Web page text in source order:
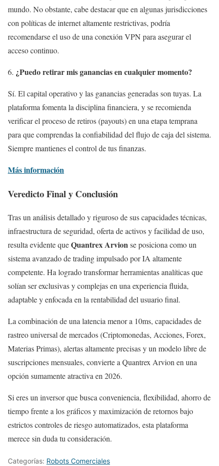
mundo. No obstante, cabe destacar que en algunas jurisdicciones
con políticas de internet altamente restrictivas, podría
recomendarse el uso de una conexión VPN para asegurar el
acceso continuo.
¿Puedo retirar mis ganancias en cualquier momento?
Sí. El capital operativo y las ganancias generadas son tuyas. La
plataforma fomenta la disciplina financiera, y se recomienda
verificar el proceso de retiros (payouts) en una etapa temprana
para que comprendas la confiabilidad del flujo de caja del sistema.
Siempre mantienes el control de tus finanzas.
Más información
Veredicto Final y Conclusión
Tras un análisis detallado y riguroso de sus capacidades técnicas,
infraestructura de seguridad, oferta de activos y facilidad de uso,
resulta evidente queQuantrex Arvionse posiciona como un
sistema avanzado de trading impulsado por IA altamente
competente. Ha logrado transformar herramientas analíticas que
solían ser exclusivas y complejas en una experiencia fluida,
adaptable y enfocada en la rentabilidad del usuario final.
La combinación de una latencia menor a 10ms, capacidades de
rastreo universal de mercados (Criptomonedas, Acciones, Forex,
Materias Primas), alertas altamente precisas y un modelo libre de
suscripciones mensuales, convierte a Quantrex Arvion en una
opción sumamente atractiva en 2026.
Si eres un inversor que busca conveniencia, flexibilidad, ahorro de
tiempo frente a los gráficos y maximización de retornos bajo
estrictos controles de riesgo automatizados, esta plataforma
merece sin duda tu consideración.
Categorías: Robots Comerciales